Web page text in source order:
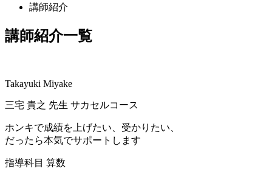
講師紹介
講師紹介一覧
Takayuki Miyake
三宅 貴之 先生 サカセルコース
ホンキで成績を上げたい、受かりたい、
だったら本気でサポートします
指導科目 算数